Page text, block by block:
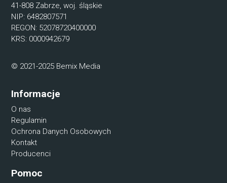
41-808 Zabrze, woj. śląskie
NIP: 6482807571
REGON: 52078720400000
KRS: 0000942679
© 2021-2025 Bemix Media
Informacje
O nas
Regulamin
Ochrona Danych Osobowych
Kontakt
Producenci
Pomoc